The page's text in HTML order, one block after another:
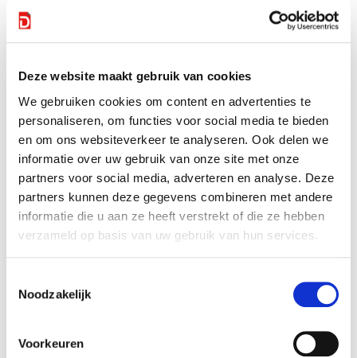
Deze website maakt gebruik van cookies
We gebruiken cookies om content en advertenties te
personaliseren, om functies voor social media te bieden
en om ons websiteverkeer te analyseren. Ook delen we
informatie over uw gebruik van onze site met onze
partners voor social media, adverteren en analyse. Deze
partners kunnen deze gegevens combineren met andere
informatie die u aan ze heeft verstrekt of die ze hebben
verzameld op basis van uw gebruik van hun services.
Noodzakelijk
Voorkeuren
Een ander voordeel is dat je direct een beeldbank kunt
aanleggen met afbeeldingen en illustraties die je in de
toekomst verwacht nodig te hebben. Om dicht bij jouw
illustrator inschakelen of als je pictogrammen/icons ergens
aankoopt om daarvan het kleurgebruik aan te laten sluiten.
Publishing & sharing
Tevreden met je resultaat? Download je infographic of
factsheet als PDF, PNG, JPG en deel deze via social media,
plaats het op je website of in je nieuwsbrief of verwerk het
in bijvoorbeeld een brochure of poster.